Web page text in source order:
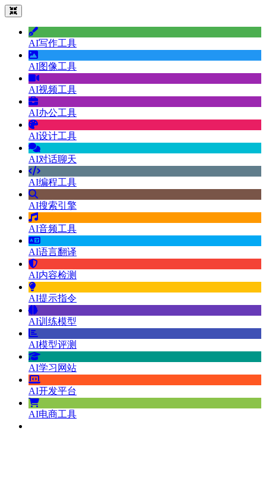
AI写作工具
AI图像工具
AI视频工具
AI办公工具
AI设计工具
AI对话聊天
AI编程工具
AI搜索引擎
AI音频工具
AI语言翻译
AI内容检测
AI提示指令
AI训练模型
AI模型评测
AI学习网站
AI开发平台
AI电商工具